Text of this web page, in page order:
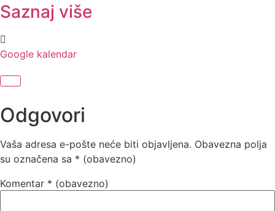
Saznaj više
Google kalendar
Odgovori
Vaša adresa e-pošte neće biti objavljena. Obavezna polja
su označena sa * (obavezno)
Komentar * (obavezno)